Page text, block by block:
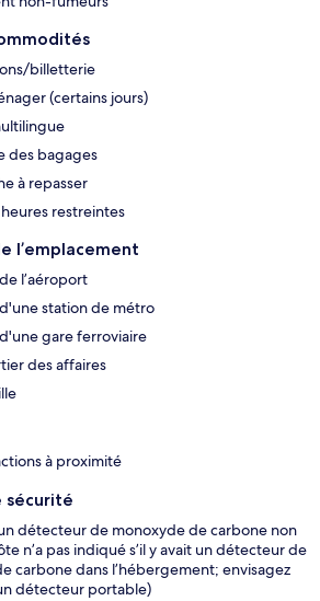
billetterie
(certains jours)
des bagages
à repasser
restreintes
l’emplacement
l’aéroport
station de métro
gare ferroviaire
des affaires
à proximité
sécurité
détecteur de monoxyde de carbone non
n’a pas indiqué s’il y avait un détecteur de
carbone dans l’hébergement; envisagez
détecteur portable)